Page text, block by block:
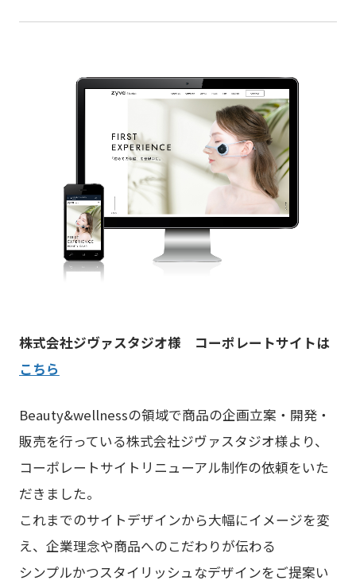
株式会社ジヴァスタジオ様 コーポレートサイトは
こちら
Beauty&wellnessの領域で商品の企画立案・開発・
販売を行っている株式会社ジヴァスタジオ様より、
コーポレートサイトリニューアル制作の依頼をいた
だきました。
これまでのサイトデザインから大幅にイメージを変
え、企業理念や商品へのこだわりが伝わる
シンプルかつスタイリッシュなデザインをご提案い